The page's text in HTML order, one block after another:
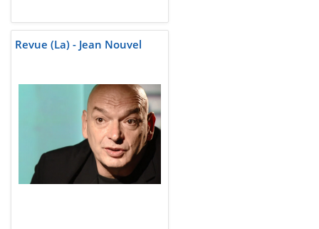
Revue (La) - Jean Nouvel